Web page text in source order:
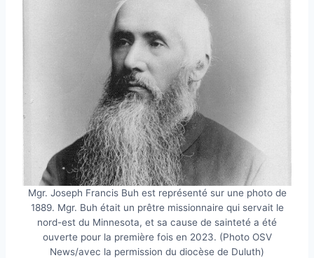
Mgr. Joseph Francis Buh est représenté sur une photo de
1889. Mgr. Buh était un prêtre missionnaire qui servait le
nord-est du Minnesota, et sa cause de sainteté a été
ouverte pour la première fois en 2023. (Photo OSV
News/avec la permission du diocèse de Duluth)